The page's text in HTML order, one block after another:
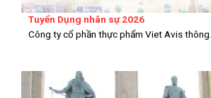
Tuyển Dụng nhân sự 2026
Công ty cổ phần thực phẩm Viet Avis thông...